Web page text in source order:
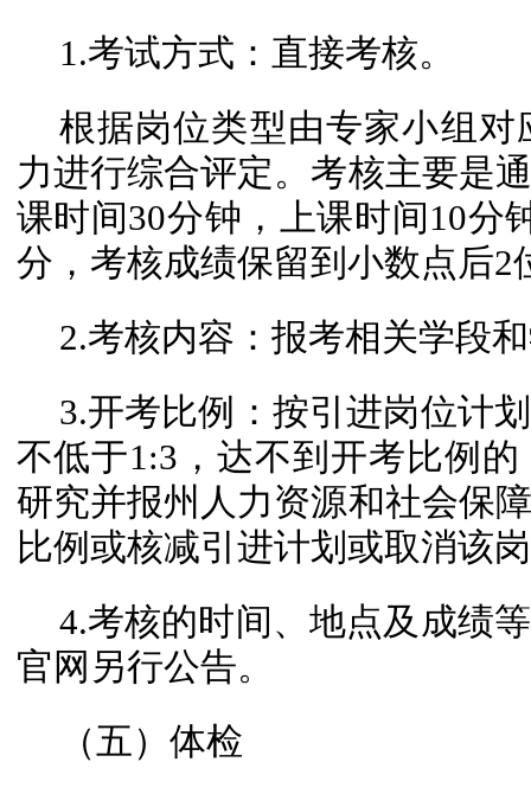
1.考试方式：直接考核。
根据岗位类型由专家小组
力进行综合评定。考核主要是
课时间30分钟，上课时间10分
分，考核成绩保留到小数点后2
2.考核内容：报考相关学段
3.开考比例：按引进岗位计
不低于1:3，达不到开考比例
研究并报州人力资源和社会保
比例或核减引进计划或取消该
4.考核的时间、地点及成绩
官网另行公告。
（五）体检